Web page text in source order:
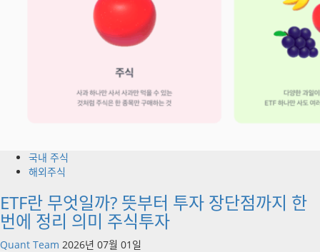
국내 주식
해외주식
ETF란 무엇일까? 뜻부터 투자 장단점까지 한
번에 정리 의미 주식투자
Quant Team 2026년 07월 01일